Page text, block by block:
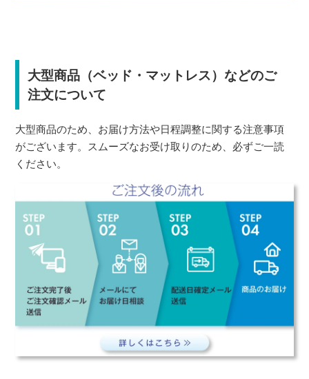
大型商品（ベッド・マットレス）などのご
注文について
大型商品のため、お届け方法や日程調整に関する注意事項
がございます。スムーズなお受け取りのため、必ずご一読
ください。